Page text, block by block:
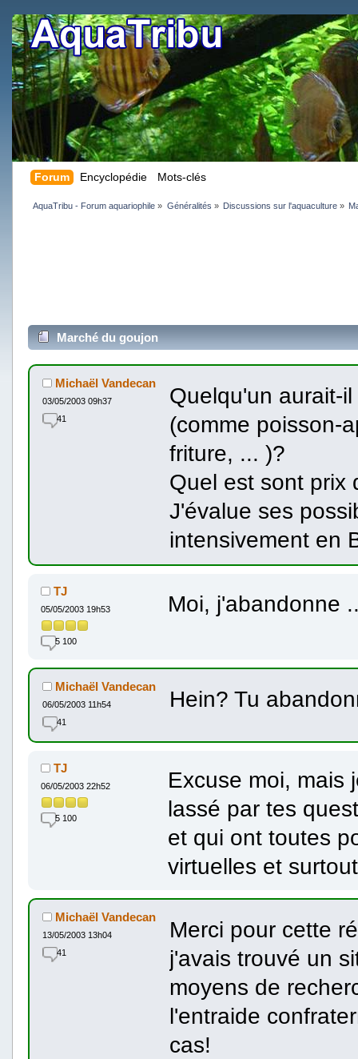
Forum Encyclopédie Mots-clés
AquaTribu - Forum aquariophile » Généralités » Discussions sur l'aquaculture»
Marché du goujon
Michaël Vandecan
03/05/2003 09h37
41
Quelqu'un aurait-
(comme poisson-
friture, ... )?
Quel est sont prix
J'évalue ses
intensivement en
TJ
05/05/2003 19h53
5 100
Moi, j'abandonne
Michaël Vandecan
06/05/2003 11h54
41
Hein? Tu
TJ
06/05/2003 22h52
5 100
Excuse moi, mais
lassé par tes
et qui ont toutes
virtuelles et
Michaël Vandecan
13/05/2003 13h04
41
Merci pour cette
j'avais trouvé un
moyens de
l'entraide
cas!